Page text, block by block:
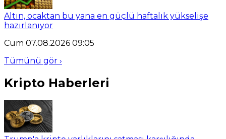
Altın, ocaktan bu yana en güçlü haftalık yükselişe
hazırlanıyor
Cum 07.08.2026 09:05
Tümünü gör ›
Kripto Haberleri